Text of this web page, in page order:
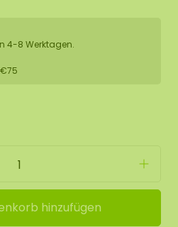
4-8 Werktagen.
hinzufügen